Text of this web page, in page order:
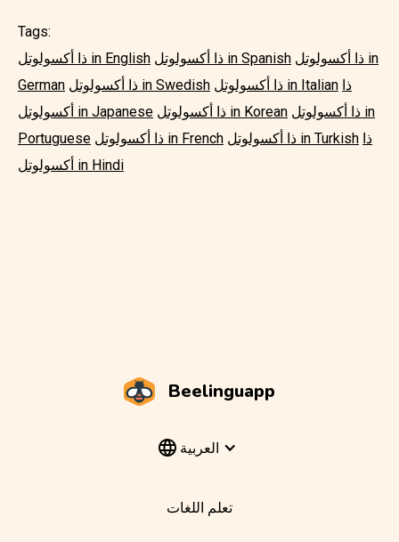
Tags:
ذا أكسولوتل in English
ذا أكسولوتل in Spanish ذا أكسولوتل in
German
ذا أكسولوتل in Swedish ذا أكسولوتل in Italian ذا
أكسولوتل in Japanese
ذا أكسولوتل in Korean ذا أكسولوتل in
Portuguese
ذا أكسولوتل in French ذا أكسولوتل in Turkish ذا
أكسولوتل in Hindi
Beelinguapp
العربية
تعلم اللغات